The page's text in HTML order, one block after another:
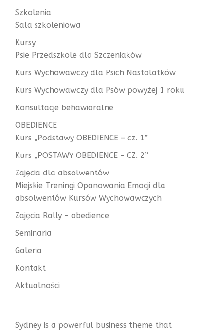
Szkolenia
Sala szkoleniowa
Kursy
Psie Przedszkole dla Szczeniaków
Kurs Wychowawczy dla Psich Nastolatków
Kurs Wychowawczy dla Psów powyżej 1 roku
Konsultacje behawioralne
OBEDIENCE
Kurs „Podstawy OBEDIENCE – cz. 1”
Kurs „POSTAWY OBEDIENCE – CZ. 2”
Zajęcia dla absolwentów
Miejskie Treningi Opanowania Emocji dla
absolwentów Kursów Wychowawczych
Zajęcia Rally – obedience
Seminaria
Galeria
Kontakt
Aktualności
Sydney is a powerful business theme that